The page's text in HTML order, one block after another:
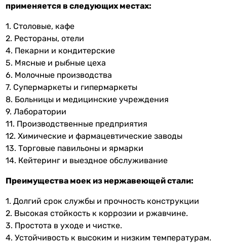
применяется в следующих местах:
1. Столовые, кафе
2. Рестораны, отели
4. Пекарни и кондитерские
5. Мясные и рыбные цеха
6. Молочные производства
7. Супермаркеты и гипермаркеты
8. Больницы и медицинские учреждения
9. Лаборатории
11. Производственные предприятия
12. Химические и фармацевтические заводы
13. Торговые павильоны и ярмарки
14. Кейтеринг и выездное обслуживание
Преимущества моек из нержавеющей стали:
1. Долгий срок службы и прочность конструкции
2. Высокая стойкость к коррозии и ржавчине.
3. Простота в уходе и чистке.
4. Устойчивость к высоким и низким температурам.